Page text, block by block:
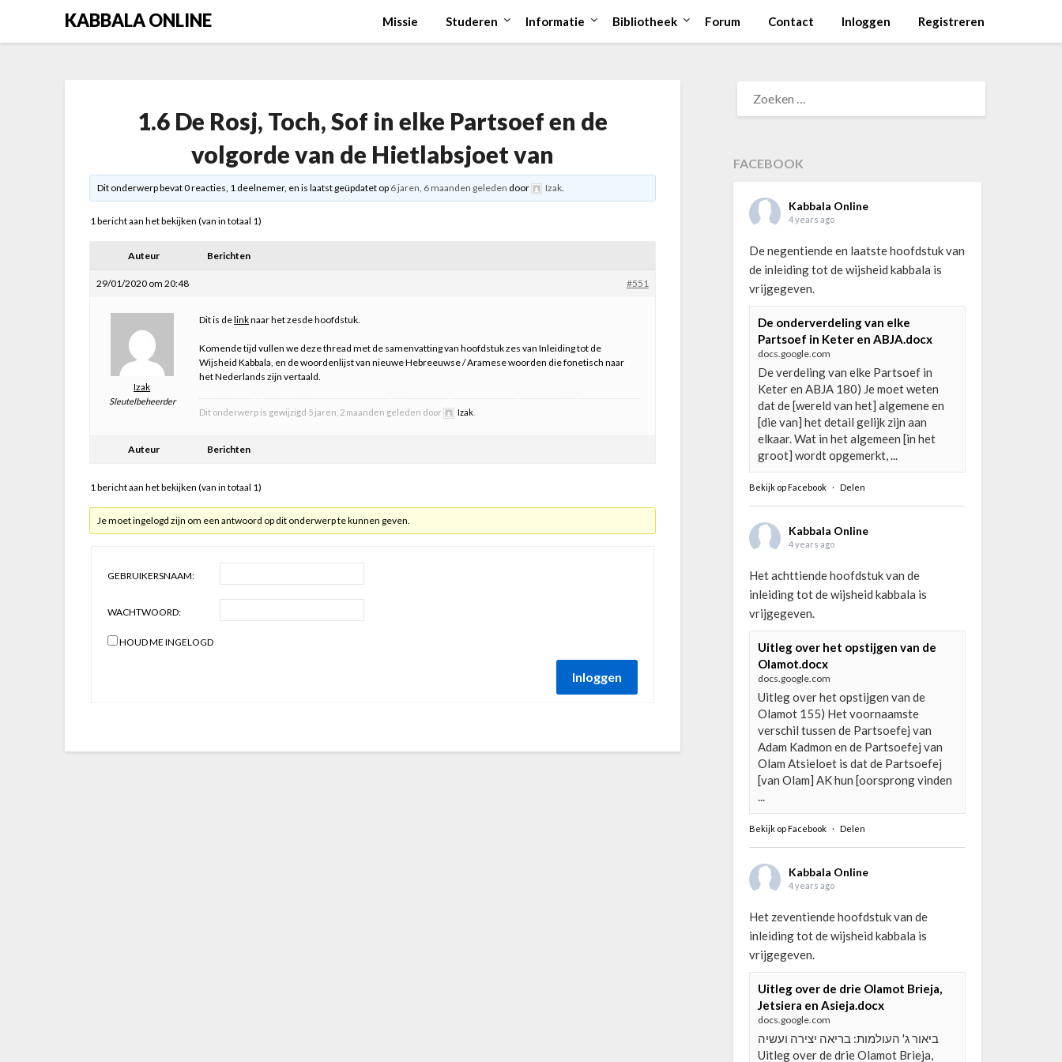
KABBALA ONLINE Missie Studeren Informatie Bibliotheek Forum Contact Inloggen Registreren
1.6 De Rosj, Toch, Sof in elke Partsoef en de
volgorde van de Hietlabsjoet van
Dit onderwerp bevat 0 reacties, 1 deelnemer, en is laatst geüpdatet op 6 jaren, 6 maanden geleden door Izak.
1 bericht aan het bekijken (van in totaal 1)
Auteur Berichten
29/01/2020 om 20:48 #551
Izak
Sleutelbeheerder
Dit is delinknaar het zesde hoofdstuk.
Komende tijd vullen we deze thread met de samenvatting van hoofdstuk zes van Inleiding tot de
Wijsheid Kabbala, en de woordenlijst van nieuwe Hebreeuwse / Aramese woorden die fonetisch naar
het Nederlands zijn vertaald.
Dit onderwerp is gewijzigd 5 jaren, 2 maanden geleden door Izak
Auteur Berichten
1 bericht aan het bekijken (van in totaal 1)
Je moet ingelogd zijn om een antwoord op dit onderwerp te kunnen geven.
GEBRUIKERSNAAM:
WACHTWOORD:
HOUD ME INGELOGD
Inloggen
NAAR:
FACEBOOK
Kabbala Online
4 years ago
De negentiende en laatste hoofdstuk van
de inleiding tot de wijsheid kabbala is
vrijgegeven.
De onderverdeling van elke
Partsoef in Keter en ABJA.docx
docs.google.com
De verdeling van elke Partsoef in
Keter en ABJA 180) Je moet weten
dat de [wereld van het] algemene en
[die van] het detail gelijk zijn aan
elkaar. Wat in het algemeen [in het
groot] wordt opgemerkt, ...
Bekijk op Facebook · Delen
Kabbala Online
4 years ago
Het achttiende hoofdstuk van de
inleiding tot de wijsheid kabbala is
vrijgegeven.
Uitleg over het opstijgen van de
Olamot.docx
docs.google.com
Uitleg over het opstijgen van de
Olamot 155) Het voornaamste
verschil tussen de Partsoefej van
Adam Kadmon en de Partsoefej van
Olam Atsieloet is dat de Partsoefej
[van Olam] AK hun [oorsprong vinden
...
Bekijk op Facebook · Delen
Kabbala Online
4 years ago
Het zeventiende hoofdstuk van de
inleiding tot de wijsheid kabbala is
vrijgegeven.
Uitleg over de drie Olamot Brieja,
Jetsiera en Asieja.docx
docs.google.com
ביאור ג' העולמות: בריאה יצירה ועשיה
Uitleg over de drie Olamot Brieja,